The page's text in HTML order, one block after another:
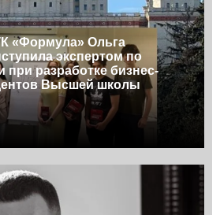
«Формула» Ольга
экспертом по
разработке бизнес-
Высшей школы